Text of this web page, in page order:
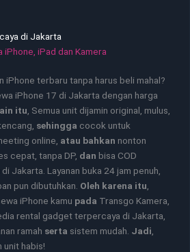
di Jakarta
iPad dan Kamera
iPhone terbaru tanpa harus beli mahal?
iPhone 17 di Jakarta dengan harga
itu , Semua unit dijamin original, mulus,
sehingga cocok untuk
online, atau bahkan nonton
cepat, tanpa DP, dan bisa COD
Jakarta. Layanan buka 24 jam penuh,
pun dibutuhkan. Oleh karena itu
iPhone kamu pada Transgo Kamera,
rental gadget terpercaya di Jakarta,
ramah serta sistem mudah. Jadi
unit habis!